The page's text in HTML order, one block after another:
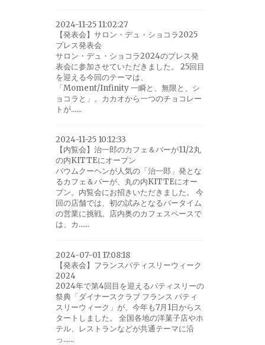
2024-11-25 11:02:27
【発表会】サロン・デュ・ショコラ2025
プレス発表会
サロン・デュ・ショコラ2024のプレス発
表会に参加させていただきました。 25回目
を迎える今回のテーマは、
「Moment/Infinity 一瞬と、無限と、シ
ョコラと」。カカオから一つのチョコレー
トが......
2024-11-25 10:12:33
【内覧会】治一郎のカフェ＆バーが11/2丸
の内KITTEにオープン
バウムクーヘンが人気の「治一郎」発とな
るカフェ＆バーが、丸の内KITTEにオー
プン。内覧会にお招きいただきました。 今
回の店舗では、初の試みとなるバータイム
の営業に挑戦。店内奥のカフェスペースで
は、カ......
2024-07-01 17:08:18
【発表会】フランスパティスリーウィーク
2024
2024年で第4回目を迎えるパティスリーの
祭典「ダイナースクラブ フランス パティ
スリーウィーク」が、今年も7月1日からス
タートしました。 全国各地の洋菓子店やホ
テル、レストランなどが共通テーマに沿
っ......